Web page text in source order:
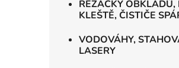
ŘEZAČKY OBKLADŮ,
KLEŠTĚ, ČISTIČE
VODOVÁHY,
LASERY